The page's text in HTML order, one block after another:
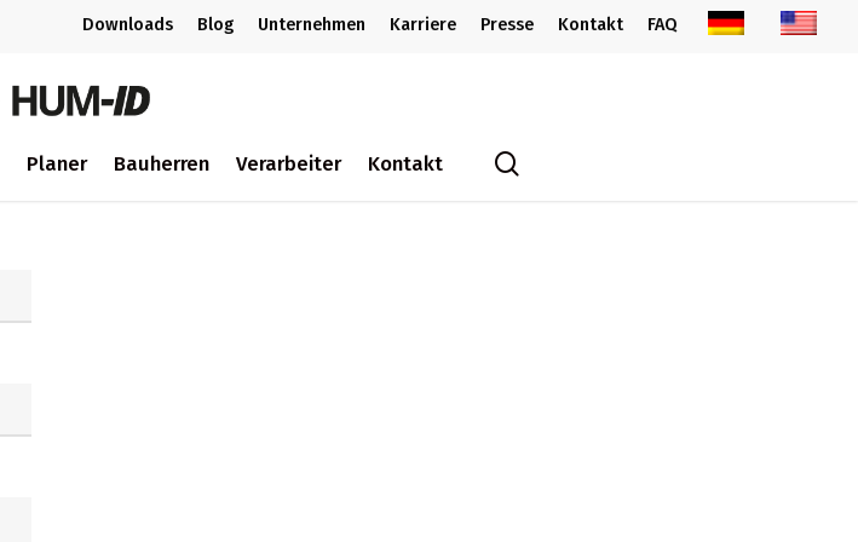
Downloads Blog Unternehmen Karriere Presse Kontakt FAQ
Planer Bauherren Verarbeiter Kontakt